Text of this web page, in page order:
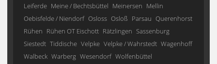
Leiferde Meine / Bechtsbüttel Meinersen Mellin
Oebisfelde / Niendorf Osloss Osloß Parsau Querenhorst
Rühen Rühen OT Eischott Rätzlingen Sassenburg
Siestedt Tiddische Velpke Velpke / Wahrstedt Wagenhoff
Walbeck Warberg Wesendorf Wolfenbüttel